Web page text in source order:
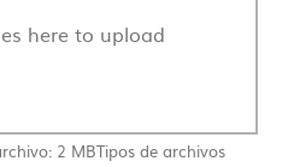
here to upload
2 MBTipos de archivos